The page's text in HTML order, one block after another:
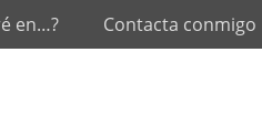
en…? Contacta conmigo